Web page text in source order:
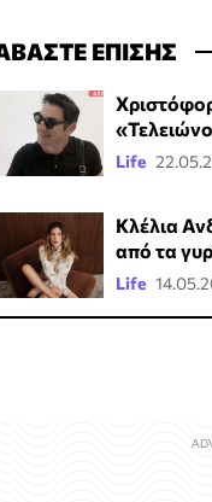
ΕΠΙΣΗΣ
Life
Κλέλια
από τα
Life